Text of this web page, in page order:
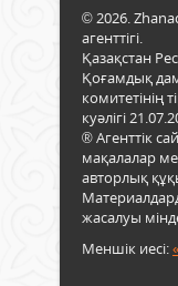
© 2026.
агенттігі.
Қазақстан
Қоғамдық
комитетінің
куәлігі
® Агенттік
мақалалар
авторлық
жасалуы
Меншік иесі: